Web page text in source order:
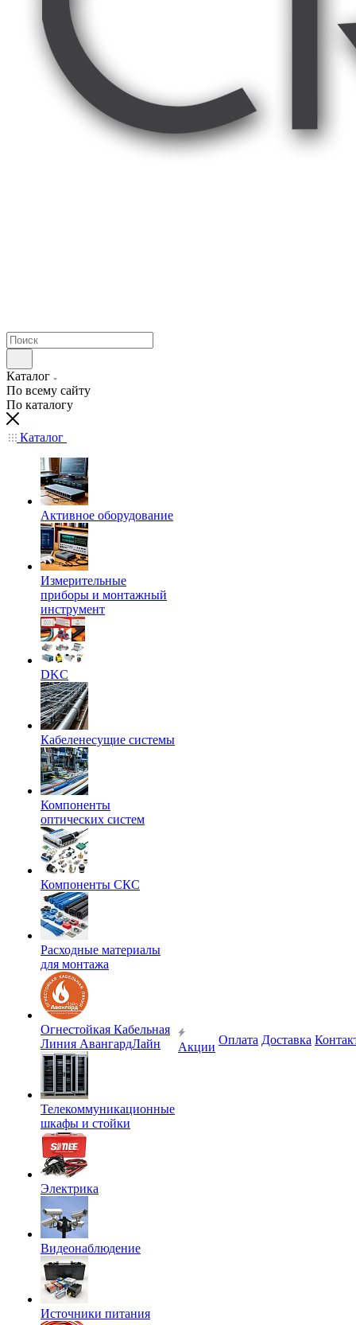
Каталог
По всему сайту
По каталогу
Каталог
Активное оборудование
Измерительные
приборы и монтажный
инструмент
DKC
Кабеленесущие системы
Компоненты
оптических систем
Компоненты СКС
Расходные материалы
для монтажа
Огнестойкая Кабельная
Линия АвангардЛайн
Телекоммуникационные
шкафы и стойки
Электрика
Видеонаблюдение
Источники питания
Акции
Оплата Доставка